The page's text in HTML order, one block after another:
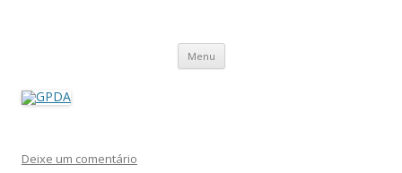
Menu Pular
o
Deixe um comentário